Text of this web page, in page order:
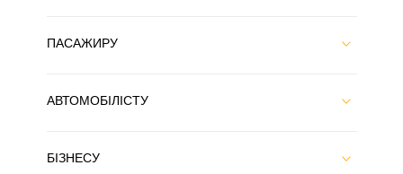
ПАСАЖИРУ
АВТОМОБІЛІСТУ
БІЗНЕСУ